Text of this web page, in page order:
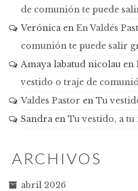
de comunión te puede
Verónicaen En Valdés
comunión te puede salir
Amaya labatud nicolau en
vestido o traje de
Valdes Pastor en Tu
Sandraen Tu vestido, a tu
ARCHIVOS
abril 2026